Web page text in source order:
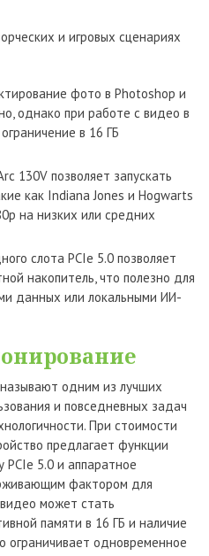
и игровых сценариях
фото в Photoshop и
однако при работе с видео в
в 16 ГБ
130V позволяет запускать
как Indiana Jones и Hogwarts
на низких или средних
слота PCIe 5.0 позволяет
накопитель, что полезно для
данных или локальными ИИ-
одним из лучших
и повседневных задач
При стоимости
предлагает функции
5.0 и аппаратное
фактором для
может стать
памяти в 16 ГБ и наличие
ограничивает одновременное